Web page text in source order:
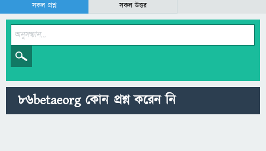
সকল প্রশ্ন
সকল উত্তর
86betaeorg কোন প্রশ্ন করেন নি